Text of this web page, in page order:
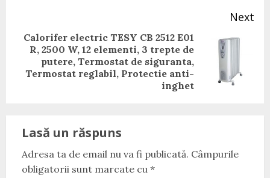
Next
Next
post:
Calorifer electric TESY CB 2512 E01
R, 2500 W, 12 elementi, 3 trepte de
putere, Termostat de siguranta,
Termostat reglabil, Protectie anti-
inghet
Lasă un răspuns
Adresa ta de email nu va fi publicată. Câmpurile
obligatorii sunt marcate cu *